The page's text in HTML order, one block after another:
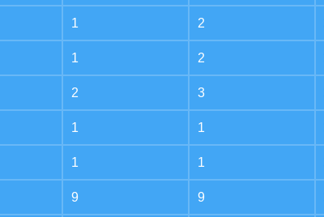
1 2
1 2
2 3
1 1
1 1
9 9